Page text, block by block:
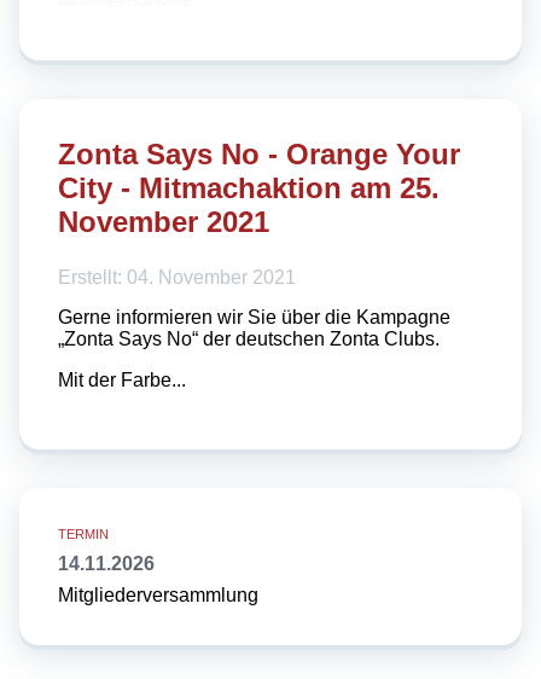
Zonta Says No - Orange Your
City - Mitmachaktion am 25.
November 2021
Erstellt: 04. November 2021
Gerne informieren wir Sie über die Kampagne
„Zonta Says No“ der deutschen Zonta Clubs.
Mit der Farbe...
14.11.2026
Mitgliederversammlung